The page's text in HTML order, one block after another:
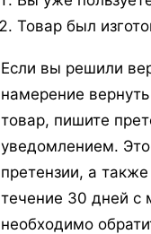
Товар был
Если вы решили
намерение
товар, пишите
уведомлением.
претензии, а
течение 30 дней с
необходимо